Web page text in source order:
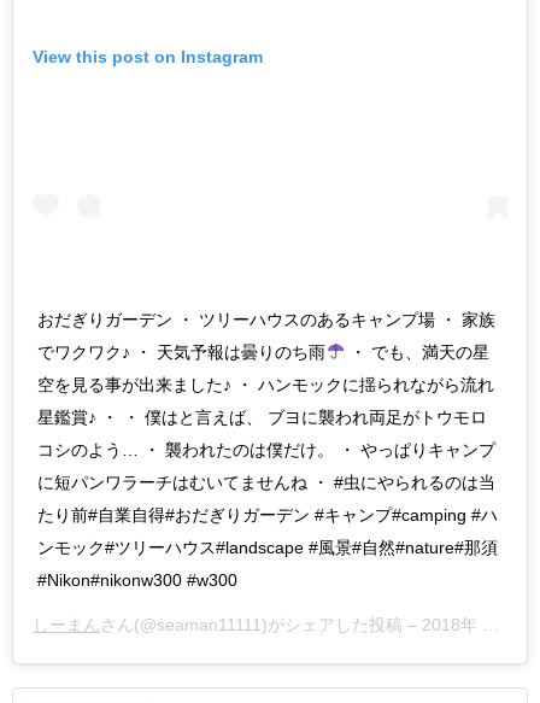
View this post on Instagram
おだぎりガーデン ・ ツリーハウスのあるキャンプ場 ・ 家族
でワクワク♪ ・ 天気予報は曇りのち雨
・ でも、満天の星
空を見る事が出来ました♪ ・ ハンモックに揺られながら流れ
星鑑賞♪ ・ ・ 僕はと言えば、 ブヨに襲われ両足がトウモロ
コシのよう… ・ 襲われたのは僕だけ。 ・ やっぱりキャンプ
に短パンワラーチはむいてませんね ・ #虫にやられるのは当
たり前#自業自得#おだぎりガーデン #キャンプ#camping #ハ
ンモック#ツリーハウス#landscape #風景#自然#nature#那須
#Nikon#nikonw300 #w300
しーまんさん(@seaman11111)がシェアした投稿 – 2018年 8月月16日午後8時58分PDT